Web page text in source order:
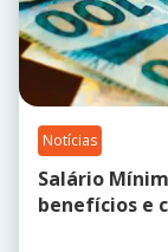
Notícias
Salário
benefícios e